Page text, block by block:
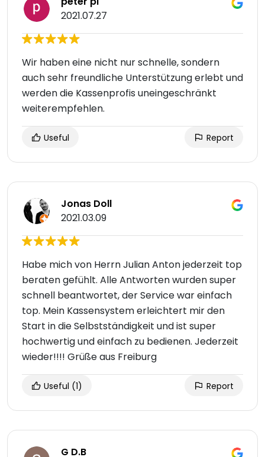
2021.07.27
Wir haben eine nicht nur schnelle, sondern
auch sehr freundliche Unterstützung erlebt und
werden die Kassenprofis uneingeschränkt
weiterempfehlen.
Useful Report
Jonas Doll
2021.03.09
Habe mich von Herrn Julian Anton jederzeit top
beraten gefühlt. Alle Antworten wurden super
schnell beantwortet, der Service war einfach
top. Mein Kassensystem erleichtert mir den
Start in die Selbstständigkeit und ist super
hochwertig und einfach zu bedienen. Jederzeit
wieder!!!! Grüße aus Freiburg
Useful (1) Report
G D.B